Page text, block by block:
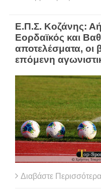
Ε.Π.Σ. Κοζάνης:
Εορδαϊκός και
αποτελέσματα, οι
επόμενη
Διαβάστε Περισσότερα